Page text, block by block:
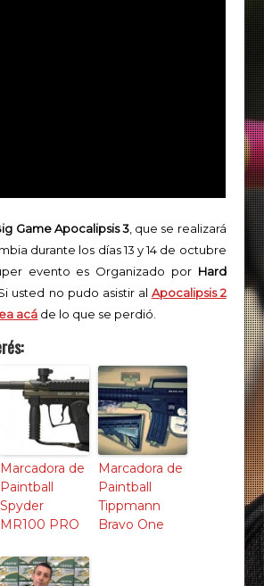
Game Apocalipsis 3, que se realizará
durante los días 13 y 14 de octubre
evento es Organizado por Hard
usted no pudo asistir al Apocalipsis 2
acá de lo que se perdió.
Marcadora de
Paintball
Spyder
MR100 PRO
Marcadora de
Paintball
Tippmann
Bravo One